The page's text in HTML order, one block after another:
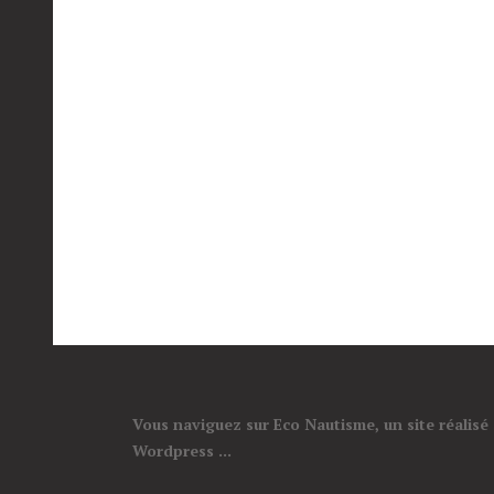
Vous naviguez sur Eco Nautisme, un site
Wordpress ...